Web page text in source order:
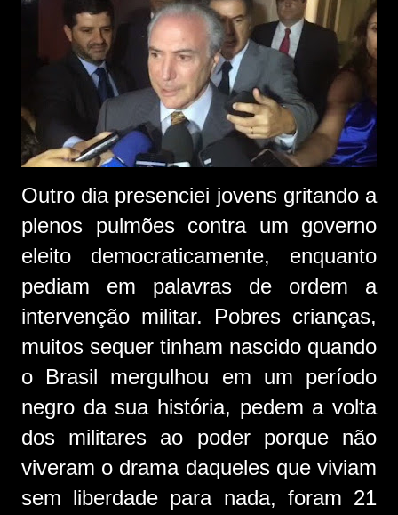
Outro dia presenciei jovens gritando a
plenos pulmões contra um governo
eleito democraticamente, enquanto
pediam em palavras de ordem a
intervenção militar. Pobres crianças,
muitos sequer tinham nascido quando
o Brasil mergulhou em um período
negro da sua história, pedem a volta
dos militares ao poder porque não
viveram o drama daqueles que viviam
sem liberdade para nada, foram 21